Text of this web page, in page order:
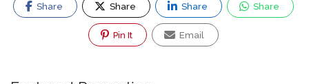
Share Share Share Share
Pin It Email